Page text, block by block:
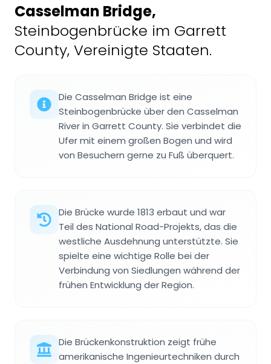
Casselman Bridge,
Steinbogenbrücke im Garrett
County, Vereinigte Staaten.
Die Casselman Bridge ist eine
Steinbogenbrücke über den Casselman
River in Garrett County. Sie verbindet die
Ufer mit einem großen Bogen und wird
von Besuchern gerne zu Fuß überquert.
Die Brücke wurde 1813 erbaut und war
Teil des National Road-Projekts, das die
westliche Ausdehnung unterstützte. Sie
spielte eine wichtige Rolle bei der
Verbindung von Siedlungen während der
frühen Entwicklung der Region.
Die Brückenkonstruktion zeigt frühe
amerikanische Ingenieurtechniken durch